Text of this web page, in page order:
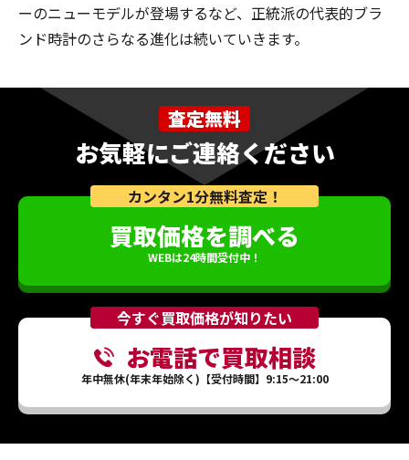
ーのニューモデルが登場するなど、正統派の代表的ブラ
ンド時計のさらなる進化は続いていきます。
査定無料
お気軽にご連絡ください
カンタン1分無料査定！
買取価格を調べる
WEBは24時間受付中！
今すぐ買取価格が知りたい
お電話で買取相談
年中無休(年末年始除く)【受付時間】9:15～21:00